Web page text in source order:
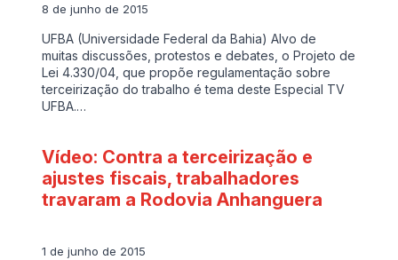
8 de junho de 2015
UFBA (Universidade Federal da Bahia) Alvo de
muitas discussões, protestos e debates, o Projeto de
Lei 4.330/04, que propõe regulamentação sobre
terceirização do trabalho é tema deste Especial TV
UFBA.…
Vídeo: Contra a terceirização e
ajustes fiscais, trabalhadores
travaram a Rodovia Anhanguera
1 de junho de 2015